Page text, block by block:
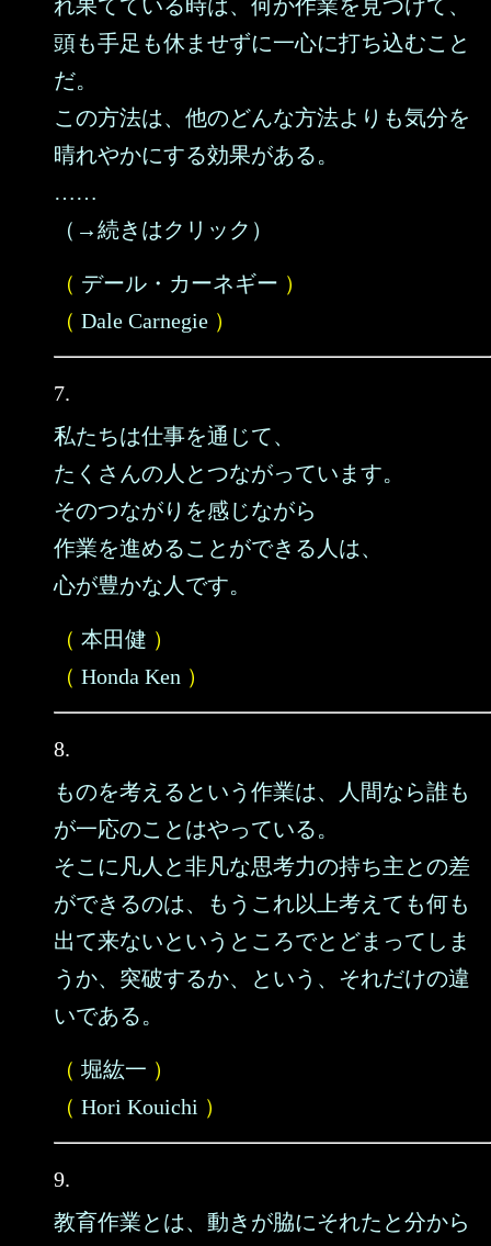
れ果てている時は、何か作業を見つけて、
頭も手足も休ませずに一心に打ち込むこと
だ。
この方法は、他のどんな方法よりも気分を
晴れやかにする効果がある。
……
（→続きはクリック）
（ デール・カーネギー ）
（ Dale Carnegie ）
7.
私たちは仕事を通じて、
たくさんの人とつながっています。
そのつながりを感じながら
作業を進めることができる人は、
心が豊かな人です。
（ 本田健 ）
（ Honda Ken ）
8.
ものを考えるという作業は、人間なら誰も
が一応のことはやっている。
そこに凡人と非凡な思考力の持ち主との差
ができるのは、もうこれ以上考えても何も
出て来ないというところでとどまってしま
うか、突破するか、という、それだけの違
いである。
（ 堀紘一 ）
（ Hori Kouichi ）
9.
教育作業とは、動きが脇にそれたと分から